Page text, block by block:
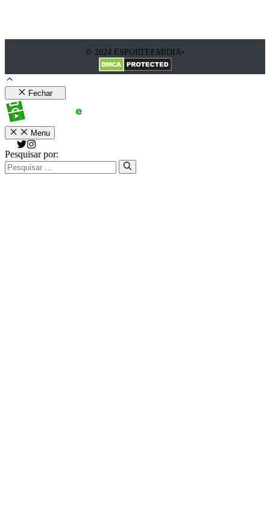
© 2024 ESPORTEEMIDIA•
Fechar
Menu
Pesquisar por: